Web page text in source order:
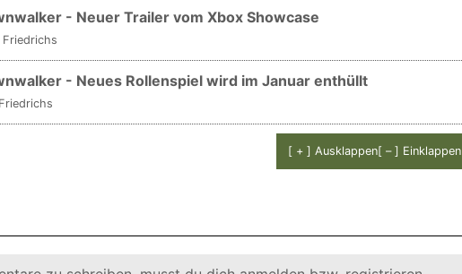
- Neuer Trailer vom Xbox Showcase
- Neues Rollenspiel wird im Januar enthüllt
[ + ] Ausklappen[ – ] Einklappen